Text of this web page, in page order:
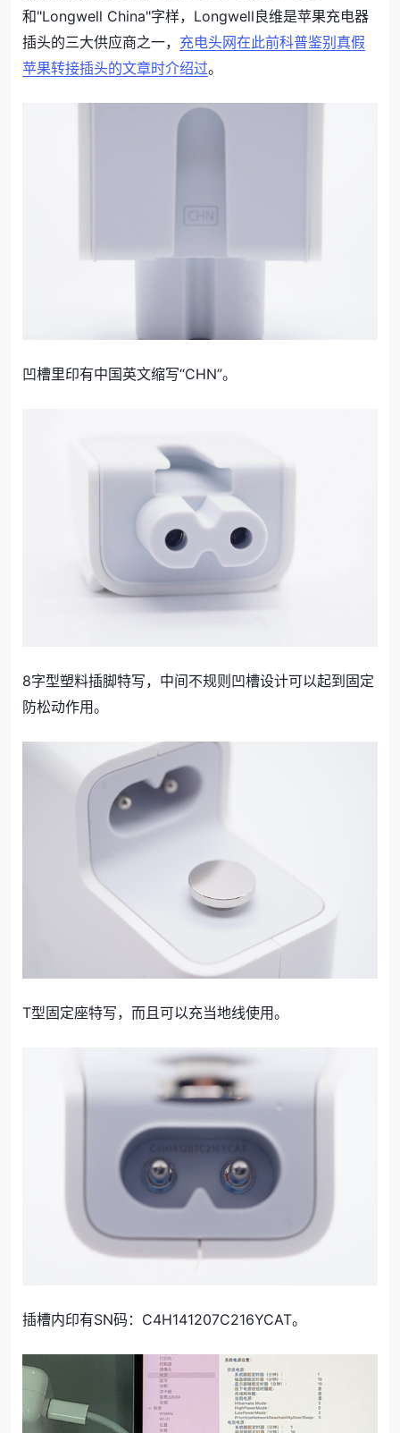
和"Longwell China"字样，Longwell良维是苹果充电器
插头的三大供应商之一， 充电头网在此前科普鉴别真假
苹果转接插头的文章时介绍过。
凹槽里印有中国英文缩写“CHN”。
8字型塑料插脚特写，中间不规则凹槽设计可以起到固定
防松动作用。
T型固定座特写，而且可以充当地线使用。
插槽内印有SN码：C4H141207C216YCAT。